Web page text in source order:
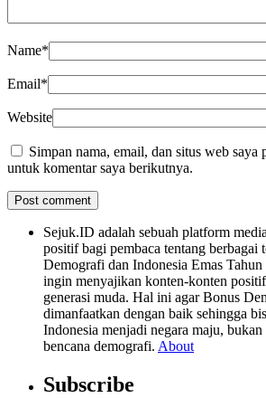
Name*
Email*
Website
Simpan nama, email, dan situs web saya
untuk komentar saya berikutnya.
Sejuk.ID adalah sebuah platform
positif bagi pembaca tentang berbagai
Demografi dan Indonesia Emas
ingin menyajikan konten-konten
generasi muda. Hal ini agar Bonus
dimanfaatkan dengan baik sehingga
Indonesia menjadi negara maju,
bencana demografi. About
Subscribe